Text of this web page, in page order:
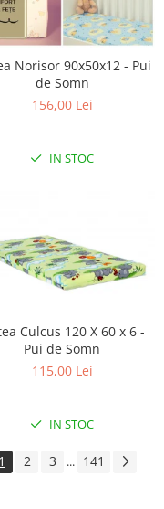
Norisor 90x50x12 - Pui
de Somn
156,00 Lei
IN STOC
Culcus 120 X 60 x 6 -
Pui de Somn
115,00 Lei
IN STOC
1 2 3 ... 141